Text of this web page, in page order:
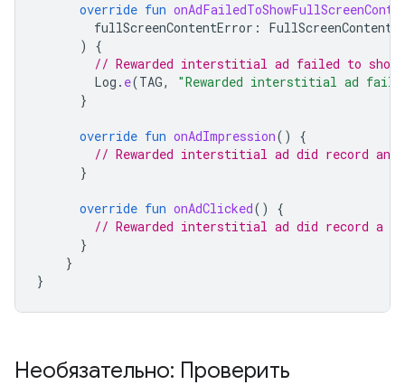
override fun
fullScreenContentError :
)
{
// Rewarded interstitial ad failed to show.
Log . e(TAG,
"Rewarded interstitial ad
}
override fun onAdImpression()
{
// Rewarded interstitial ad did record an
}
override fun onAdClicked()
{
// Rewarded interstitial ad did record a
}
}
}
Необязательно: Проверить